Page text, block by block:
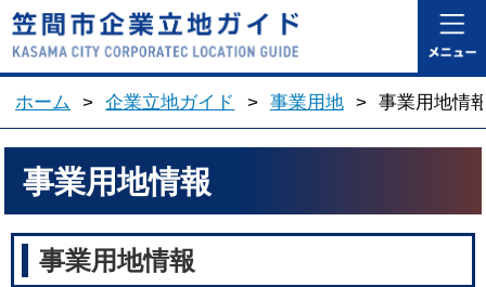
笠間市企業立地ガ
ホーム > 企業立地ガイド > 事業用地 > 事業用地情
事業用地情報
事業用地情報